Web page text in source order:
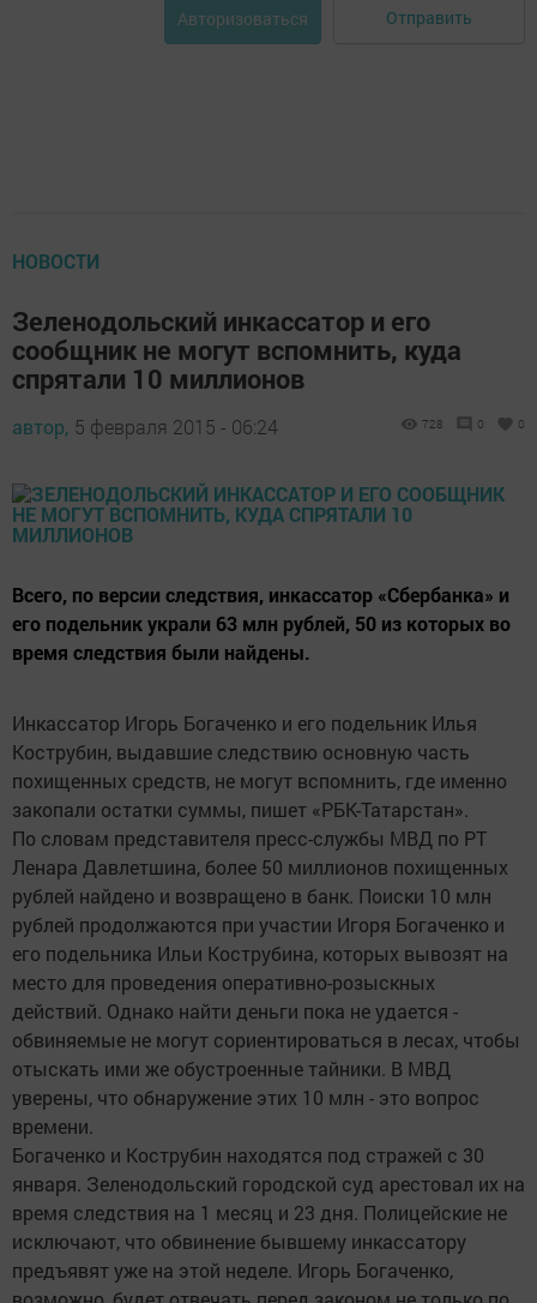
Авторизоваться Отправить
НОВОСТИ
Зеленодольский инкассатор и его
сообщник не могут вспомнить, куда
спрятали 10 миллионов
автор, 5 февраля 2015 - 06:24 728 0 0
Всего, по версии следствия, инкассатор «Сбербанка» и
его подельник украли 63 млн рублей, 50 из которых во
время следствия были найдены.
Инкассатор Игорь Богаченко и его подельник Илья
Кострубин, выдавшие следствию основную часть
похищенных средств, не могут вспомнить, где именно
закопали остатки суммы, пишет «РБК-Татарстан».
По словам представителя пресс-службы МВД по РТ
Ленара Давлетшина, более 50 миллионов похищенных
рублей найдено и возвращено в банк. Поиски 10 млн
рублей продолжаются при участии Игоря Богаченко и
его подельника Ильи Кострубина, которых вывозят на
место для проведения оперативно-розыскных
действий. Однако найти деньги пока не удается -
обвиняемые не могут сориентироваться в лесах, чтобы
отыскать ими же обустроенные тайники. В МВД
уверены, что обнаружение этих 10 млн - это вопрос
времени.
Богаченко и Кострубин находятся под стражей с 30
января. Зеленодольский городской суд арестовал их на
время следствия на 1 месяц и 23 дня. Полицейские не
исключают, что обвинение бывшему инкассатору
предъявят уже на этой неделе. Игорь Богаченко,